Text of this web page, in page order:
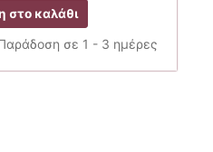
στο καλάθι
σε 1 - 3 ημέρες